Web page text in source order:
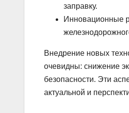
заправку.
Инновационные
Внедрение новых
очевидны: снижение
безопасности. Эти
актуальной и